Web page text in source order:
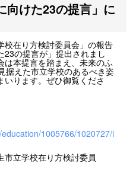
向けた23の提言」に
校在り方検討委員会」の報告
の提言が」提出されまし
は本提言を踏まえ、未来のふ
据えた市立学校のあるべき姿
ります。ぜひ御覧くださ
1005766/1020727/i
市立学校在り方検討委員